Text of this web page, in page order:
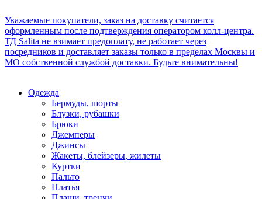
Уважаемые покупатели, заказ на доставку считается
оформленным после подтверждения оператором колл-центра.
ТД Salita не взимает предоплату, не работает через
посредников и доставляет заказы только в пределах Москвы и
МО собственной службой доставки. Будьте внимательны!
Одежда
Бермуды, шорты
Блузки, рубашки
Брюки
Джемперы
Джинсы
Жакеты, блейзеры, жилеты
Куртки
Пальто
Платья